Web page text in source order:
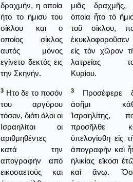
δραχμήν, η οποία
ήτο το ήμισυ του
σίκλου και ο
οποίος σίκλος
αυτός μόνος
εγίνετο δεκτός εις
την Σκηνήν.
μιᾶς δραχμῆς,
ὁποία ἦτο τὸ
τοῦ σίκλου,
ἐκυκλοφοροῦσεν
εἰς τὸν χῶρον
λατρείας
Κυρίου.
3 Ητο δε το ποσόν
του αργύρου
τόσον, διότι όλοι οι
Ισραηλίται οι
αριθμηθέντες
κατά την
απογραφήν από
εικοσαετούς και
3
Προσέφερε
ἀσῆμι
Ἰσραηλίτης,
προσῆλθε
ὑπελογίσθη εἰς
ἀπογραφὴν καὶ
ἡλικίας εἴκοσι
καὶ ἄνω.